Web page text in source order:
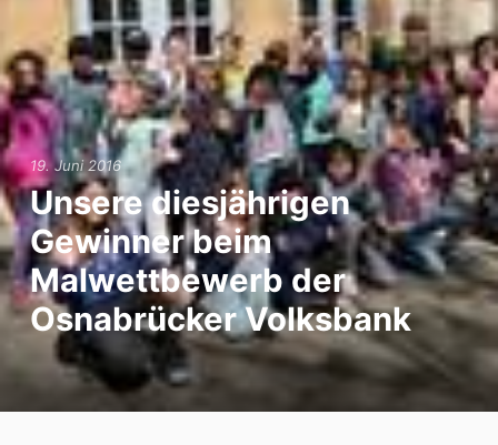
19. Juni 2016
Unsere diesjährigen
Gewinner beim
Malwettbewerb der
Osnabrücker Volksbank
Kooperationen
Ganztag
Anmeldung zum Ganztag
AGs im Ganztag
Mensa
Eltern/Briefe
Schulsozialarbeit
Schul-ABC